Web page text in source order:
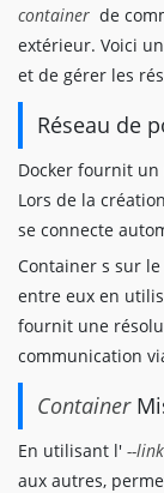
container de
extérieur. Voici
et de gérer les
Réseau de
Docker fournit
Lors de la
se connecte
Container s sur
entre eux en
fournit une
communication
Container
En utilisant l' --link
aux autres,